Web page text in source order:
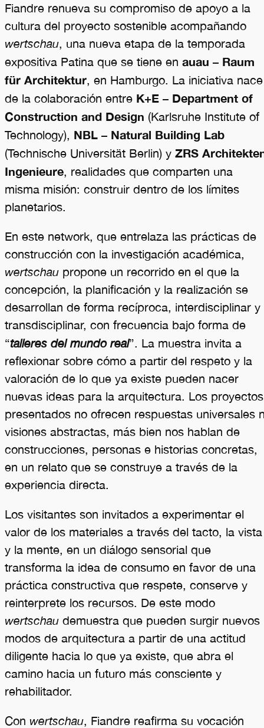
Fiandre renueva su compromiso de apoyo a la
cultura del proyecto sostenible acompañando
wertschau , una nueva etapa de la temporada
expositiva Patina que se tiene en auau – Raum
für Architektur , en Hamburgo. La iniciativa nace
de la colaboración entre K+E – Department of
Construction and Design (Karlsruhe Institute of
Technology), NBL – Natural Building Lab
(Technische Universität Berlin) y ZRS
Ingenieure , realidades que comparten una
misma misión: construir dentro de los límites
planetarios.
En este network, que entrelaza las prácticas de
construcción con la investigación académica,
wertschau propone un recorrido en el que la
concepción, la planificación y la realización se
desarrollan de forma recíproca, interdisciplinar y
transdisciplinar, con frecuencia bajo forma de
“talleres del mundo real”. La muestra invita a
reflexionar sobre cómo a partir del respeto y la
valoración de lo que ya existe pueden nacer
nuevas ideas para la arquitectura. Los proyectos
presentados no ofrecen respuestas universales
visiones abstractas, más bien nos hablan de
construcciones, personas e historias concretas,
en un relato que se construye a través de la
experiencia directa.
Los visitantes son invitados a experimentar el
valor de los materiales a través del tacto, la vista
y la mente, en un diálogo sensorial que
transforma la idea de consumo en favor de una
práctica constructiva que respete, conserve y
reinterprete los recursos. De este modo
wertschau demuestra que pueden surgir nuevos
modos de arquitectura a partir de una actitud
diligente hacia lo que ya existe, que abra el
camino hacia un futuro más consciente y
rehabilitador.
Con wertschau , Fiandre reafirma su vocación